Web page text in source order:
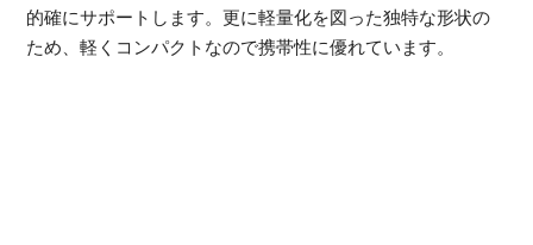
的確にサポートします。更に軽量化を図った独特な形状の
ため、軽くコンパクトなので携帯性に優れています。